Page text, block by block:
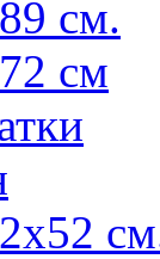
см.
см